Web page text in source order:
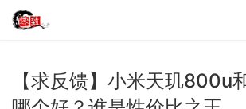
【求反馈】小米天玑800u